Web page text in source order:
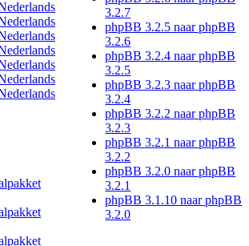
3.2.7
phpBB 3.2.5 naar phpBB
3.2.6
phpBB 3.2.4 naar phpBB
3.2.5
phpBB 3.2.3 naar phpBB
3.2.4
phpBB 3.2.2 naar phpBB
3.2.3
phpBB 3.2.1 naar phpBB
3.2.2
phpBB 3.2.0 naar phpBB
3.2.1
phpBB 3.1.10 naar phpBB
3.2.0